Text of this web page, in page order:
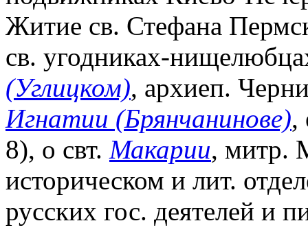
Житие св. Стефана
св. угодниках-
(Углицком), архиеп.
Игнатии (Брянчанинове),
8), о свт. Макарии, митр.
историческом и лит.
русских гос. деятелей и